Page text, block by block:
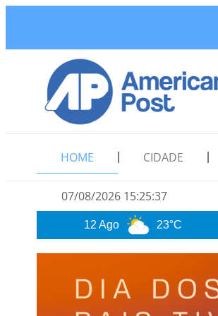
HOME CIDADE
07/08/2026 15:25:39
13 Ago